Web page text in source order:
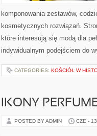
komponowania zestawów,
kosmetycznych rozwiązań.
które interesują się modą dla
indywidualnym podejściem do
CATEGORIES: KOŚCIÓŁ W
IKONY
POSTED BY ADMIN CZE -